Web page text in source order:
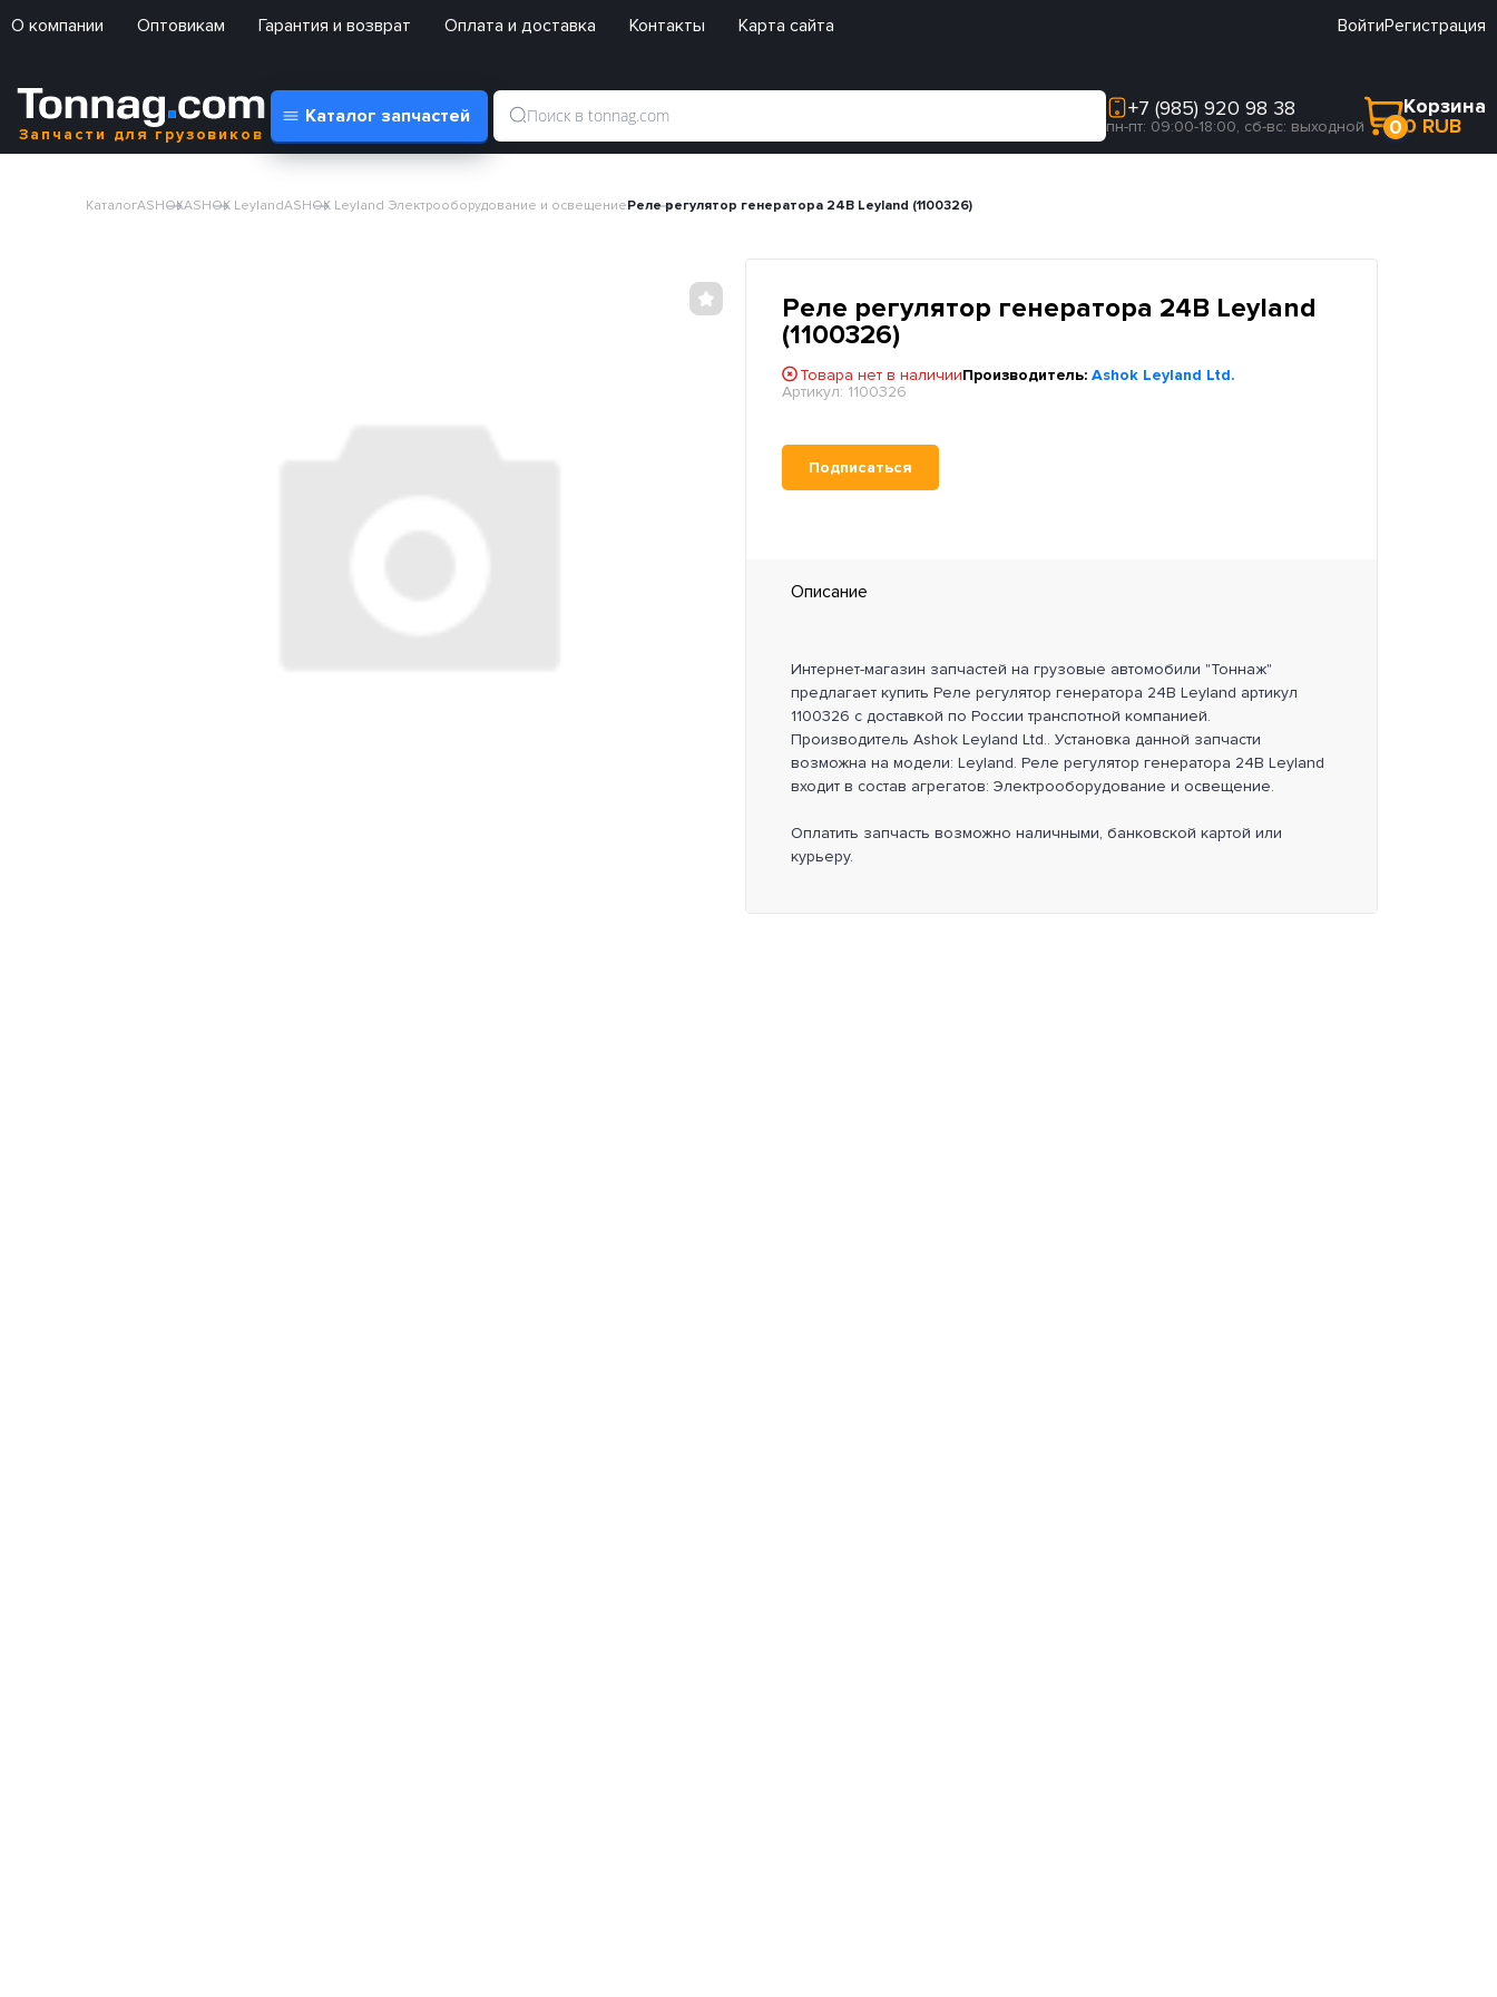
О компании Оптовикам Гарантия и возврат Оплата и доставка Контакты Карта сайта ВойтиРегистрация
Запчасти для грузовиков
Каталог запчастей +7 (985) 920 98 38
пн-пт: 09:00-18:00, сб-вс: выходной 0
Корзина
0 RUB
КаталогASHOKASHOK LeylandASHOK Leyland Электрооборудование и освещениеРеле регулятор генератора 24В Leyland (1100326)
Реле регулятор генератора 24В Leyland
(1100326)
Товара нет в наличииПроизводитель: Ashok Leyland Ltd.
Артикул: 1100326
Подписаться
Описание
Интернет-магазин запчастей на грузовые автомобили "Тоннаж"
предлагает купить Реле регулятор генератора 24В Leyland артикул
1100326 с доставкой по России транспотной компанией.
Производитель Ashok Leyland Ltd.. Установка данной запчасти
возможна на модели: Leyland. Реле регулятор генератора 24В Leyland
входит в состав агрегатов: Электрооборудование и освещение.
Оплатить запчасть возможно наличными, банковской картой или
курьеру.